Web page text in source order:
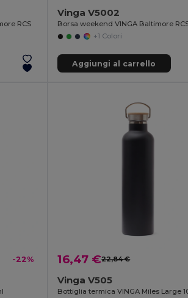
RCS
Vinga V5002
Borsa weekend VINGA Baltimore
+1 Colori
Aggiungi al carrello
-22% 16,47 €22,84 €
Vinga V505
Bottiglia termica VINGA Miles Large